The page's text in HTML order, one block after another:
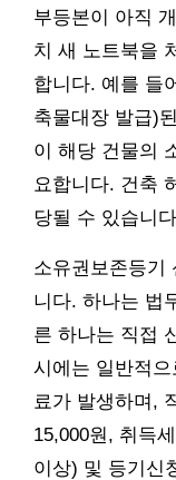
부등본이 아직
치 새 노트북을
합니다. 예를 들
축물대장 발급)
이 해당 건물의
요합니다. 건축
당될 수 있습니
소유권보존등기
니다. 하나는 법
른 하나는 직접
시에는 일반적
료가 발생하며,
15,000원, 취득
이상) 및 등기신